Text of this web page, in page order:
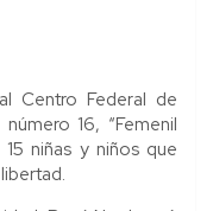
Centro Federal de
16, “Femenil
niñas y niños que